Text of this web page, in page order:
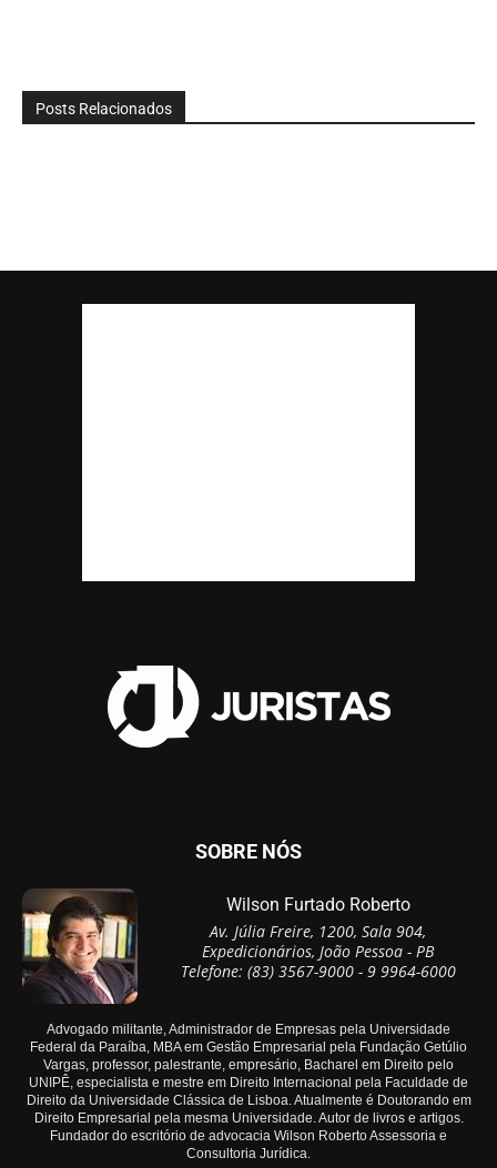
Posts Relacionados
SOBRE NÓS
Wilson Furtado Roberto
Av. Júlia Freire, 1200, Sala 904,
Expedicionários, João Pessoa - PB
Telefone: (83) 3567-9000 - 9 9964-6000
Advogado militante, Administrador de Empresas pela Universidade
Federal da Paraíba, MBA em Gestão Empresarial pela Fundação Getúlio
Vargas, professor, palestrante, empresário, Bacharel em Direito pelo
UNIPÊ, especialista e mestre em Direito Internacional pela Faculdade de
Direito da Universidade Clássica de Lisboa. Atualmente é Doutorando em
Direito Empresarial pela mesma Universidade. Autor de livros e artigos.
Fundador do escritório de advocacia Wilson Roberto Assessoria e
Consultoria Jurídica.